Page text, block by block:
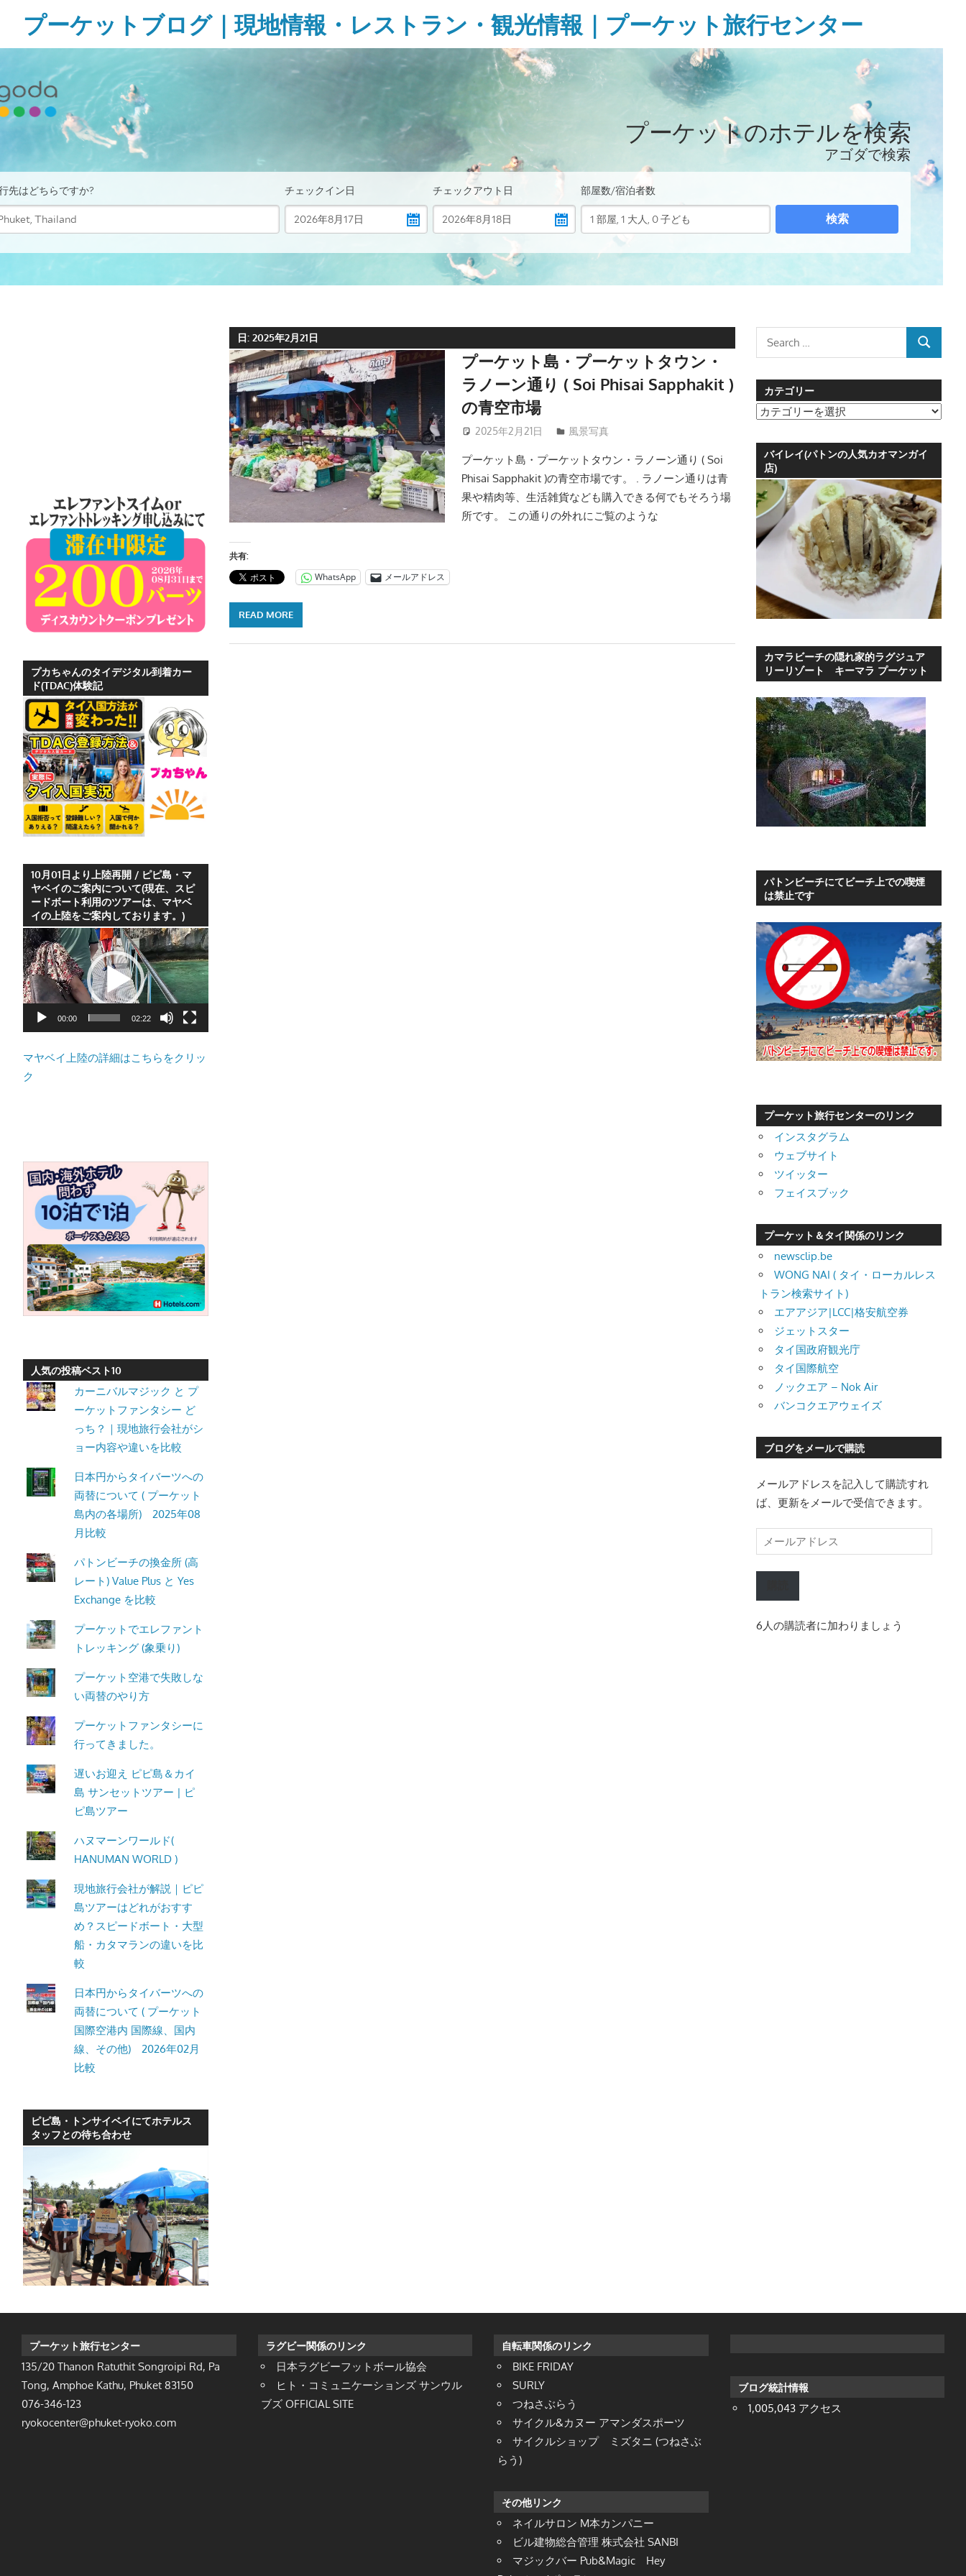
content
プーケットブログ｜現地情報・レストラン・観光情報｜プーケット旅行センター
ガ
ド
ブ
無
い
様
ョ
ナ
や
テ
情
報、
レ
ス
ト
ラ
ン
情
や
ー
ケ
ッ
ト
の
景
ど、
ロ
目
つ、
プ
ー
ケ
ッ
観
光
に
た
情
ー
ケ
ト・
パ
ン
ビ
ー
チ
り
発
し
ま
日:2025年2月21日
プーケット島・プーケットタウン・
ラノーン通り ( Soi Phisai Sapphakit )
の青空市場
2025年2月21日 patong003
風景写真
プーケット島・プーケットタウン・ラノーン通り ( Soi
Phisai Sapphakit )の青空市場です。 . ラノーン通りは青
果や精肉等、生活雑貨なども購入できる何でもそろう場
所です。 この通りの外れにご覧のような
共有:
WhatsApp メールアドレス
READ MORE
プカちゃんのタイデジタル到着カー
ド(TDAC)体験記
10月01日より上陸再開 / ピピ島・マ
ヤベイのご案内について(現在、スピ
ードボート利用のツアーは、マヤベ
イの上陸をご案内しております。)
動
画
プ
レ
ヤ
00:00 02:22
マヤベイ上陸の詳細はこちらをクリッ
ク
人気の投稿ベスト10
カーニバルマジック と プ
ーケットファンタシー ど
っち？｜現地旅行会社がシ
ョー内容や違いを比較
日本円からタイバーツへの
両替について ( プーケット
島内の各場所) 2025年08
月比較
パトンビーチの換金所 (高
レート) Value Plus と Yes
Exchange を比較
プーケットでエレファント
トレッキング (象乗り)
プーケット空港で失敗しな
い両替のやり方
プーケットファンタシーに
行ってきました。
遅いお迎え ピピ島＆カイ
島 サンセットツアー | ピ
ピ島ツアー
ハヌマーンワールド(
HANUMAN WORLD )
現地旅行会社が解説｜ピピ
島ツアーはどれがおすす
め？スピードボート・大型
船・カタマランの違いを比
較
日本円からタイバーツへの
両替について ( プーケット
国際空港内 国際線、国内
線、その他) 2026年02月
比較
ピピ島・トンサイベイにてホテルス
タッフとの待ち合わせ
SEARCH
カテゴリー
カ
リ
バイレイ(パトンの人気カオマンガイ
店)
カマラビーチの隠れ家的ラグジュア
リーリゾート キーマラ プーケット
パトンビーチにてビーチ上での喫煙
は禁止です
プーケット旅行センターのリンク
インスタグラム
ウェブサイト
ツイッター
フェイスブック
プーケット＆タイ関係のリンク
newsclip.be
WONG NAI ( タイ・ローカルレス
トラン検索サイト)
エアアジア|LCC|格安航空券
ジェットスター
タイ国政府観光庁
タイ国際航空
ノックエア – Nok Air
バンコクエアウェイズ
ブログをメールで購読
メールアドレスを記入して購読すれ
ば、更新をメールで受信できます。
ー
ル
レ
6人の購読者に加わりましょう
プーケット旅行センター
135/20 Thanon Ratuthit Songroipi Rd, Pa
Tong, Amphoe Kathu, Phuket 83150
076-346-123
ryokocenter@phuket-ryoko.com
ラグビー関係のリンク
日本ラグビーフットボール協会
ヒト・コミュニケーションズ サンウル
ブズ OFFICIAL SITE
自転車関係のリンク
BIKE FRIDAY
SURLY
つねさぶらう
サイクル&カヌー アマンダスポーツ
サイクルショップ ミズタニ (つねさぶ
らう)
その他リンク
ネイルサロン M本カンパニー
ビル建物総合管理 株式会社 SANBI
マジックバー Pub&Magic Hey
ブログ統計情報
1,005,043 アクセス